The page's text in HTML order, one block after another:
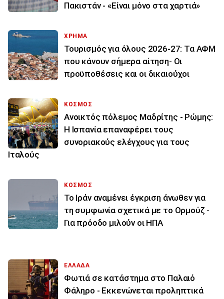
Πακιστάν - «Είναι μόνο στα χαρτιά»
ΧΡΗΜΑ
Τουρισμός για όλους 2026-27: Τα ΑΦΜ
που κάνουν σήμερα αίτηση- Οι
προϋποθέσεις και οι δικαιούχοι
ΚΟΣΜΟΣ
Ανοικτός πόλεμος Μαδρίτης - Ρώμης:
Η Ισπανία επαναφέρει τους
συνοριακούς ελέγχους για τους
Ιταλούς
ΚΟΣΜΟΣ
Το Ιράν αναμένει έγκριση άνωθεν για
τη συμφωνία σχετικά με το Ορμούζ -
Για πρόοδο μιλούν οι ΗΠΑ
ΕΛΛΑΔΑ
Φωτιά σε κατάστημα στο Παλαιό
Φάληρο - Εκκενώνεται προληπτικά